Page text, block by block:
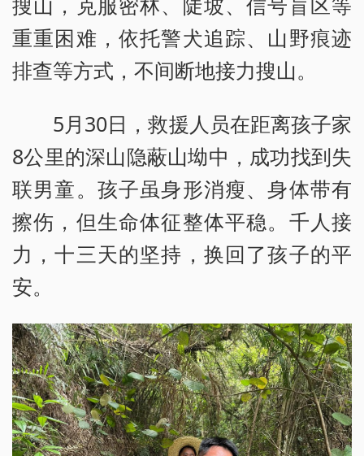
重重困难，依托警犬追踪、山野痕迹
排查等方式，不间断地接力搜山。
5月30日，救援人员在距离孩子家
8公里的深山隐蔽山坳中，成功找到失
联男童。孩子虽身形消瘦、身体带有
擦伤，但生命体征整体平稳。千人接
力，十三天的坚持，换回了孩子的平
安。